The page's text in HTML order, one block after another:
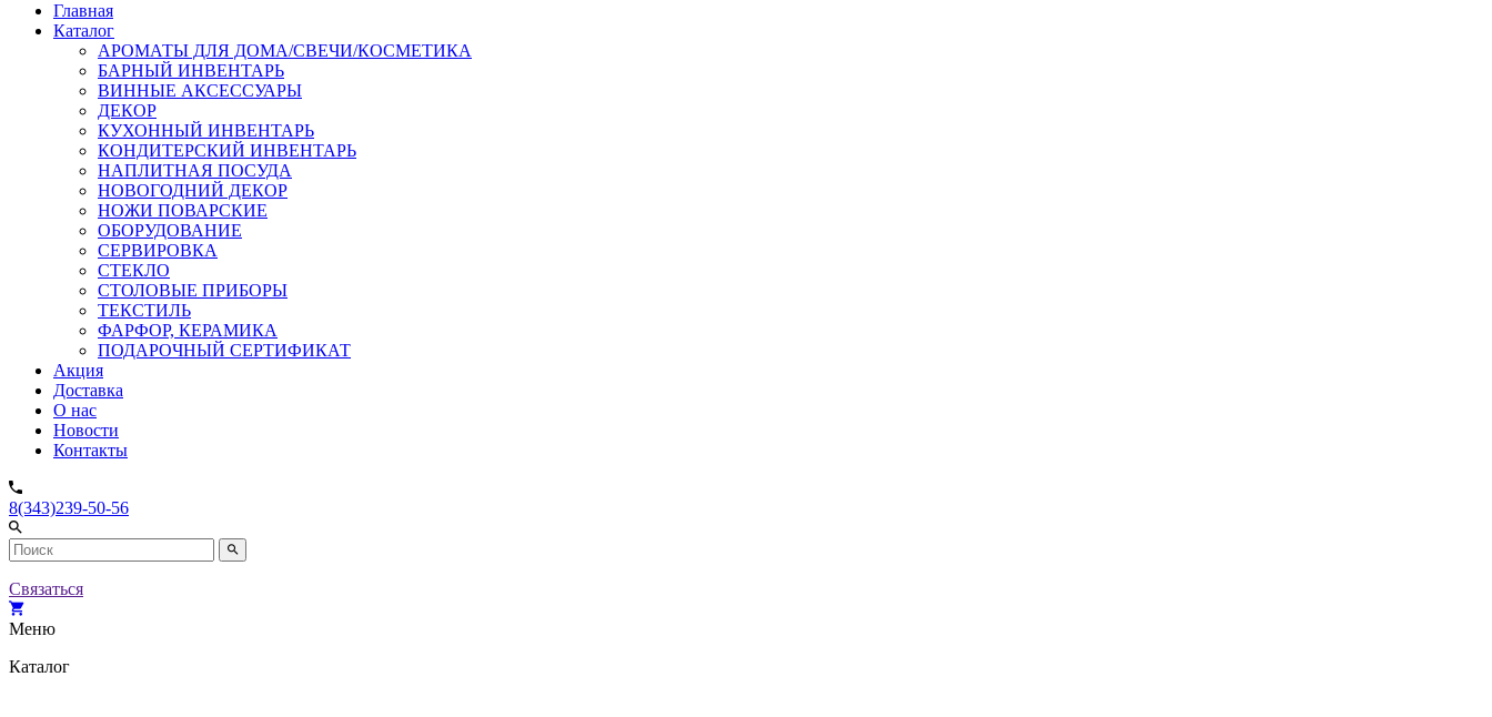
Главная
Каталог
АРОМАТЫ ДЛЯ ДОМА/СВЕЧИ/КОСМЕТИКА
БАРНЫЙ ИНВЕНТАРЬ
ВИННЫЕ АКСЕССУАРЫ
ДЕКОР
КУХОННЫЙ ИНВЕНТАРЬ
КОНДИТЕРСКИЙ ИНВЕНТАРЬ
НАПЛИТНАЯ ПОСУДА
НОВОГОДНИЙ ДЕКОР
НОЖИ ПОВАРСКИЕ
ОБОРУДОВАНИЕ
СЕРВИРОВКА
СТЕКЛО
СТОЛОВЫЕ ПРИБОРЫ
ТЕКСТИЛЬ
ФАРФОР, КЕРАМИКА
ПОДАРОЧНЫЙ СЕРТИФИКАТ
Акция
Доставка
О нас
Новости
Контакты
8(343)239-50-56
Связаться
Меню
Каталог